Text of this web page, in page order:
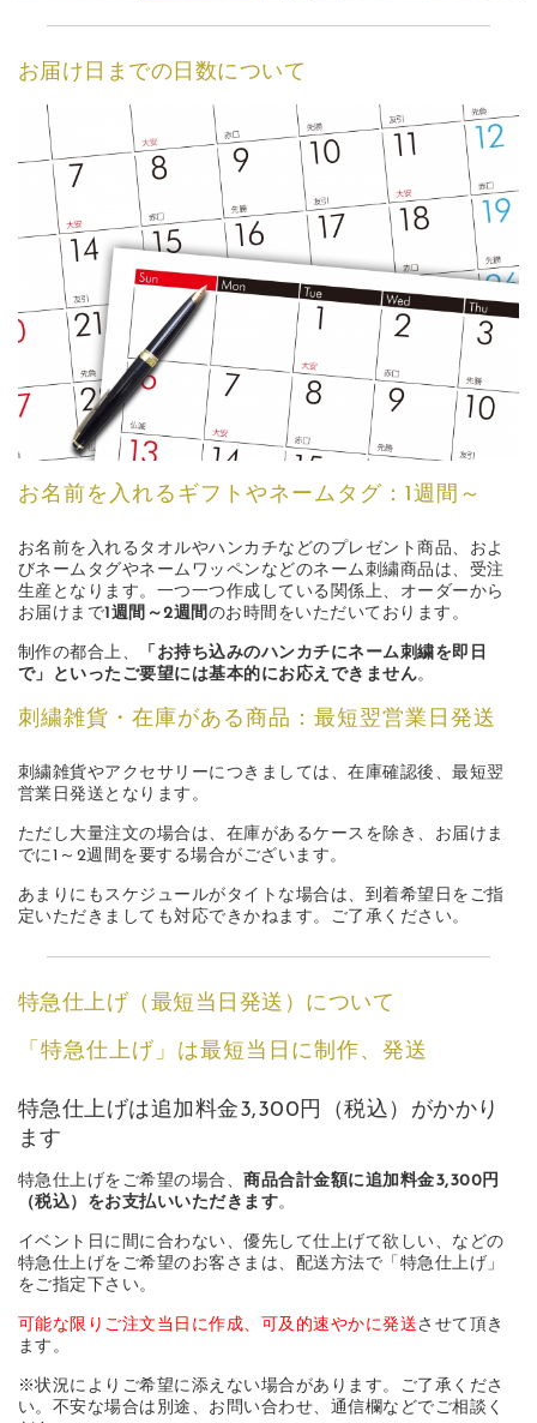
お届け日までの日数について
お名前を入れるギフトやネームタグ：1週間～
お名前を入れるタオルやハンカチなどのプレゼント商品、およ
びネームタグやネームワッペンなどのネーム刺繍商品は、受注
生産となります。一つ一つ作成している関係上、オーダーから
お届けまで1週間～2週間 のお時間をいただいております。
制作の都合上、
「お持ち込みのハンカチにネーム刺繍を即日
で」といったご要望には基本的にお応えできません。
刺繍雑貨・在庫がある商品：最短翌営業日発送
刺繍雑貨やアクセサリーにつきましては、在庫確認後、最短翌
営業日発送となります。
ただし大量注文の場合は、在庫があるケースを除き、お届けま
でに1～2週間を要する場合がございます。
あまりにもスケジュールがタイトな場合は、到着希望日をご指
定いただきましても対応できかねます。ご了承ください。
特急仕上げ（最短当日発送）について
「特急仕上げ」は最短当日に制作、発送
特急仕上げは追加料金3,300円（税込）がかかり
ます
特急仕上げをご希望の場合、商品合計金額に追加料金3,300円
（税込）をお支払いいただきます。
イベント日に間に合わない、優先して仕上げて欲しい、などの
特急仕上げをご希望のお客さまは、配送方法で「特急仕上げ」
をご指定下さい。
可能な限りご注文当日に作成、可及的速やかに発送させて頂き
ます。
※状況によりご希望に添えない場合があります。ご了承くださ
い。不安な場合は別途、お問い合わせ、通信欄などでご相談く